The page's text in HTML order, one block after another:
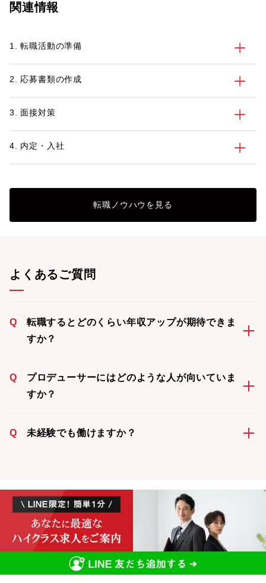
関連情報
1. 転職活動の準備
2. 応募書類の作成
3. 面接対策
4. 内定・入社
転職ノウハウを見る
よくあるご質問
Q
転職するとどのくらい年収アップが期待できま
すか？
Q
プロデューサーにはどのような人が向いていま
すか？
Q 未経験でも働けますか？